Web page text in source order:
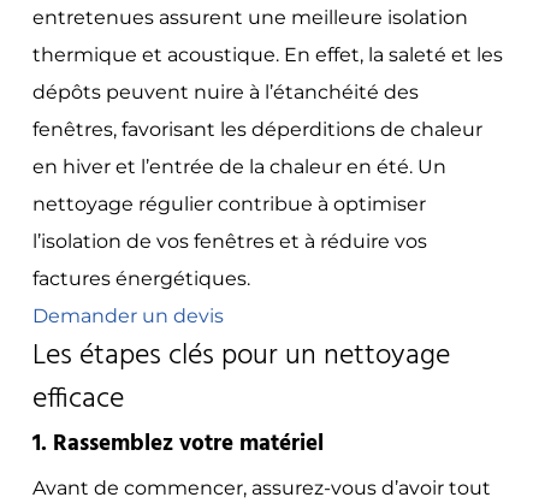
entretenues assurent une meilleure isolation
thermique et acoustique. En effet, la saleté et les
dépôts peuvent nuire à l’étanchéité des
fenêtres, favorisant les déperditions de chaleur
en hiver et l’entrée de la chaleur en été. Un
nettoyage régulier contribue à optimiser
l’isolation de vos fenêtres et à réduire vos
factures énergétiques.
Demander un devis
Les étapes clés pour un nettoyage
efficace
1. Rassemblez votre matériel
Avant de commencer, assurez-vous d’avoir tout